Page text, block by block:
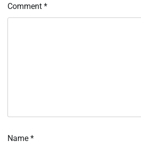
Comment *
Name *